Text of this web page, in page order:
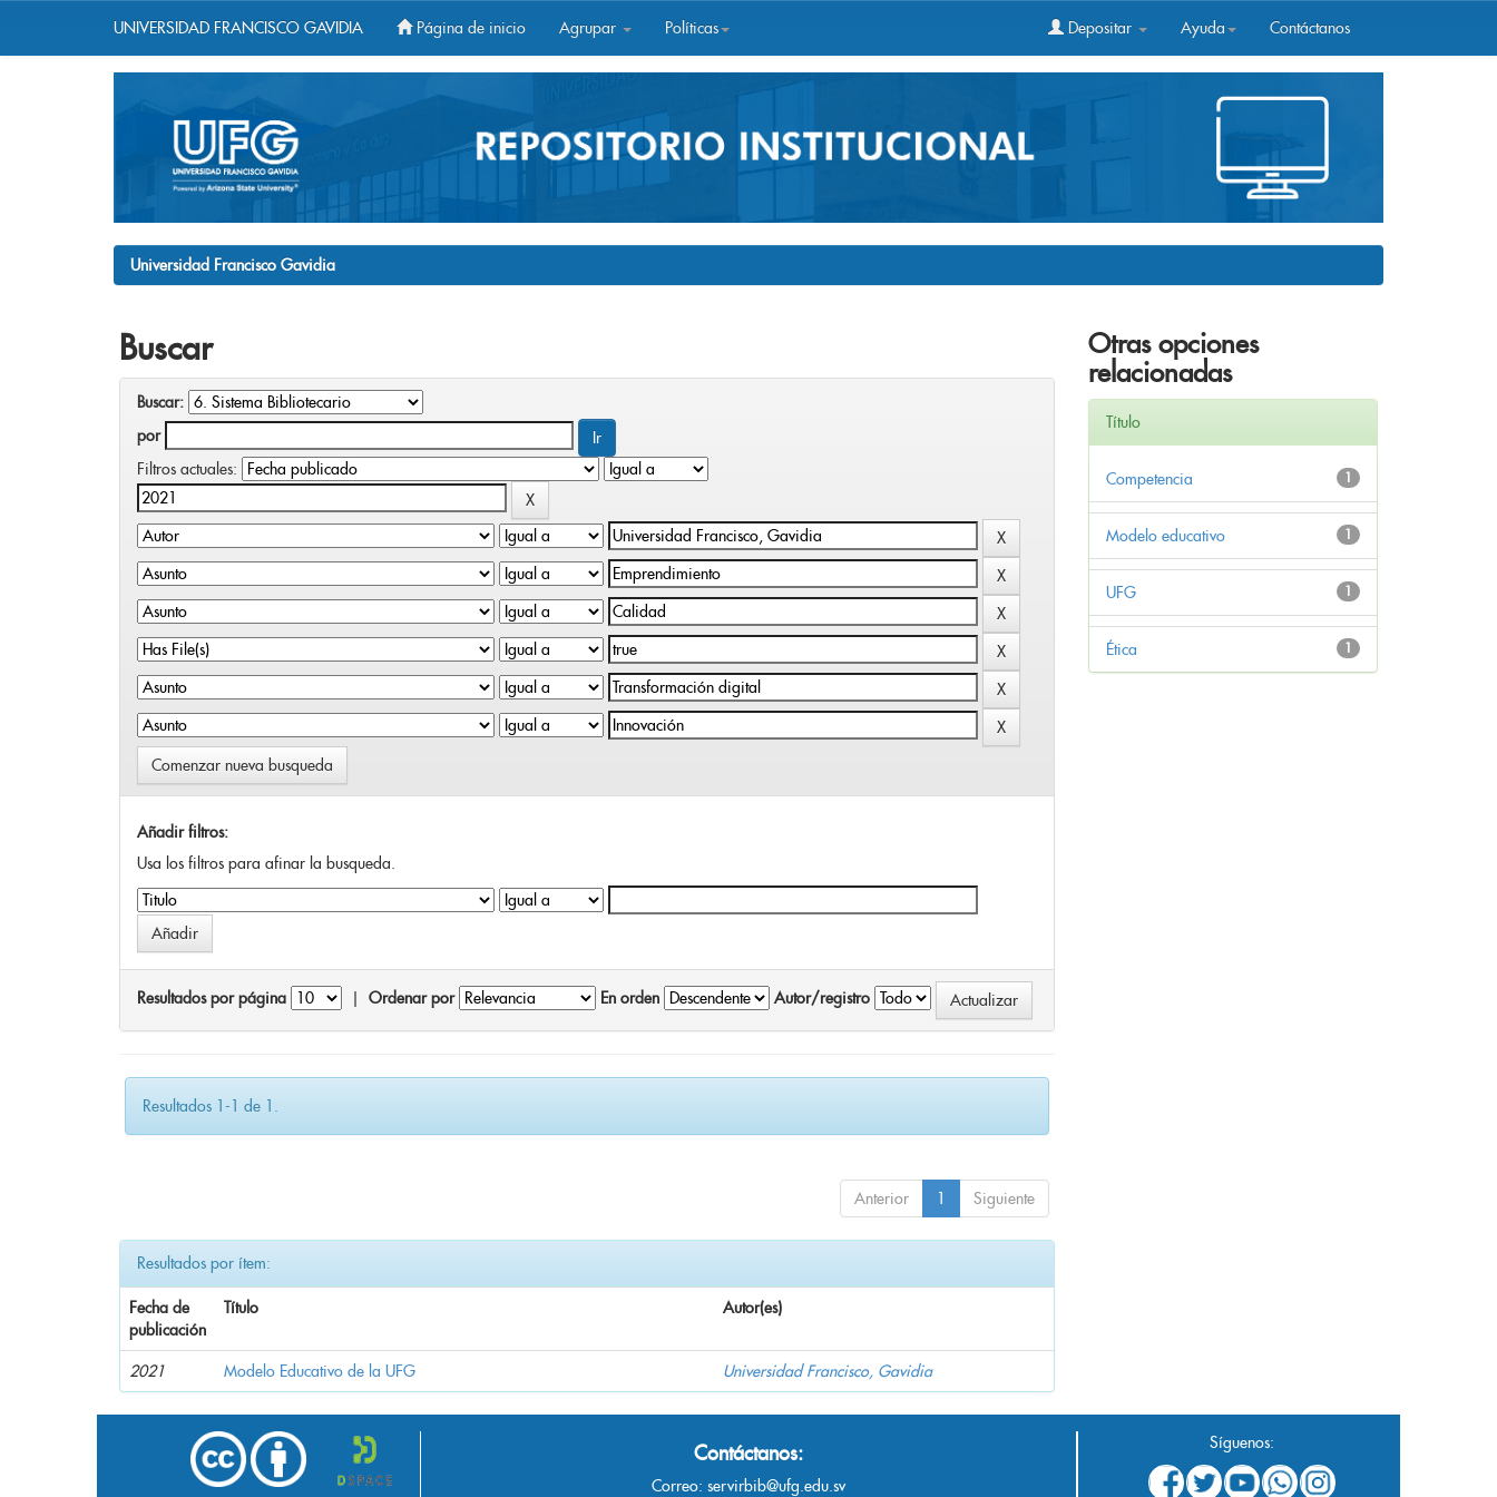
UNIVERSIDAD FRANCISCO GAVIDIA Página de inicio Agrupar Políticas Depositar Ayuda Contáctanos
Universidad Francisco Gavidia
Buscar
Buscar:
por
Filtros actuales:
Comenzar nueva busqueda
Añadir filtros:
Usa los filtros para afinar la busqueda.
Resultados por página Ordenar por En orden Autor/registro
Resultados 1-1 de 1.
Anterior 1 Siguiente
Resultados por ítem:
Fecha de
publicación
Título Autor(es)
2021 Modelo Educativo de la UFG Universidad Francisco, Gavidia
Otras opciones
relacionadas
Título
1
Competencia
1
Modelo educativo
1
UFG
1
Ética
Contáctanos:
Correo: servirbib@ufg.edu.sv
Síguenos: